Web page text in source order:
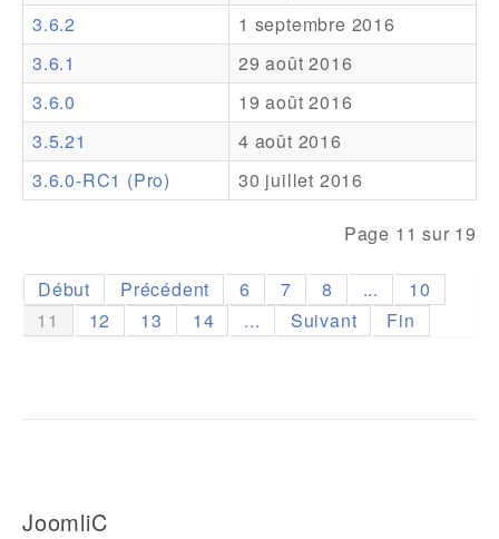
Support
Forum
3.6.2
1 septembre 2016
3.6.1
29 août 2016
3.6.0
19 août 2016
3.5.21
4 août 2016
3.6.0-RC1 (Pro)
30 juillet 2016
Page 11 sur 19
Début Précédent 6 7 8 ...
10
11
12 13 14 ... Suivant Fin
JoomliC